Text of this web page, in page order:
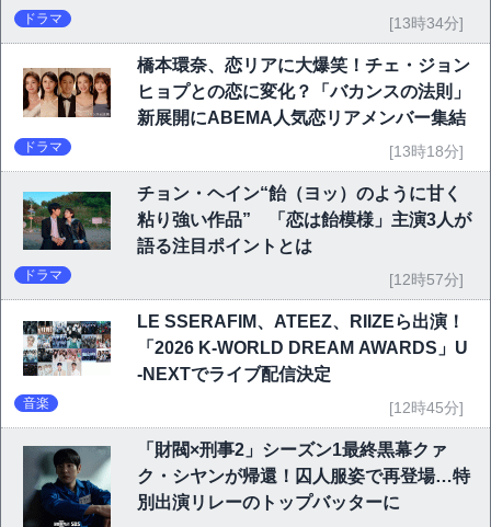
ドラマ [13時34分]
橋本環奈、恋リアに大爆笑！チェ・ジョン
ヒョプとの恋に変化？「バカンスの法則」
新展開にABEMA人気恋リアメンバー集結
ドラマ [13時18分]
チョン・ヘイン“飴（ヨッ）のように甘く
粘り強い作品” 「恋は飴模様」主演3人が
語る注目ポイントとは
ドラマ [12時57分]
LE SSERAFIM、ATEEZ、RIIZEら出演！
「2026 K-WORLD DREAM AWARDS」U
-NEXTでライブ配信決定
音楽 [12時45分]
「財閥×刑事2」シーズン1最終黒幕クァ
ク・シヤンが帰還！囚人服姿で再登場…特
別出演リレーのトップバッターに